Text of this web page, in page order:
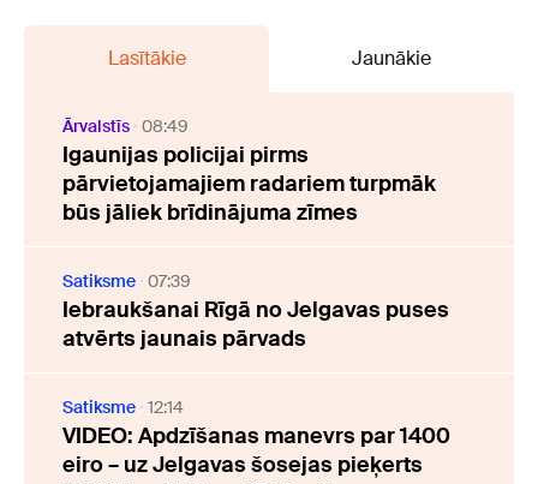
Lasītākie Jaunākie
Ārvalstīs 08:49
Igaunijas policijai pirms
pārvietojamajiem radariem turpmāk
būs jāliek brīdinājuma zīmes
Satiksme 07:39
Iebraukšanai Rīgā no Jelgavas puses
atvērts jaunais pārvads
Satiksme 12:14
VIDEO: Apdzīšanas manevrs par 1400
eiro – uz Jelgavas šosejas pieķerts